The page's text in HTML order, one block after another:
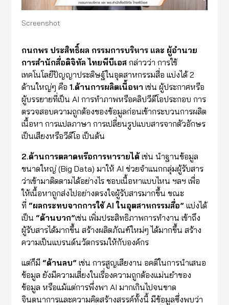
Screenshot
กนกพร ประสิทธิ์ผล กรรมการบริหาร และ ผู้อำนวย
การสำนักสื่อดิจิทัล ไทยพีบีเอส กล่าวว่า การใช้
เทคโนโลยีปัญญาประดิษฐ์ในอุตสาหกรรมสื่อ แบ่งได้ 2
ด้านใหญ่ๆ คือ1.ด้านการผลิตเนื้อหา เช่น ผู้ประกาศหรือ
ผู้บรรยายที่เป็น AI การทำภาพหรือคลิปวีดีโอประกอบ การ
ตรวจสอบความถูกต้องของข้อมูลก่อนเข้ากระบวนการผลิต
เนื้อหา การแปลภาษา การเปลี่ยนรูปแบบสารจากตัวอักษร
เป็นเสียงหรือวีดีโอ เป็นต้น
2.ด้านการตลาดหรือการหารายได้เช่น นำฐานข้อมูล
ขนาดใหญ่ (Big Data) มาให้ AI ช่วยจำแนกกลุ่มผู้รับสาร
ว่าเข้ามาติดตามได้อย่างไร ชอบเนื้อหาแบบไหน ฯลฯ เพื่อ
ให้เนื้อหาถูกส่งไปอย่างตรงใจผู้รับสารมากขึ้น ขณะ
ที่ “ผลกระทบจากการใช้ AIในอุตสาหกรรมสื่อ” แบ่งได้
เป็น “ด้านบวก”เช่น เพิ่มประสิทธิภาพการทำงาน เข้าถึง
ผู้รับสารได้มากขึ้น สร้างผลิตภัณฑ์ใหม่ๆ ได้มากขึ้น สร้าง
ความเป็นแบรนด์นวัตกรรมให้กับองค์กร
แต่ก็มี “ด้านลบ” เช่น การสูญเสียงาน อคติในการนำเสนอ
ข้อมูล ยังมีความเสี่ยงในเรื่องความถูกต้องแม่นยำของ
ข้อมูล หรือแม้แต่การพึ่งพา AI มากเกินไปจนขาด
จินตนาการและความคิดสร้างสรรค์ทั้งนี้ มีข้อมูลซึ่งพบว่า